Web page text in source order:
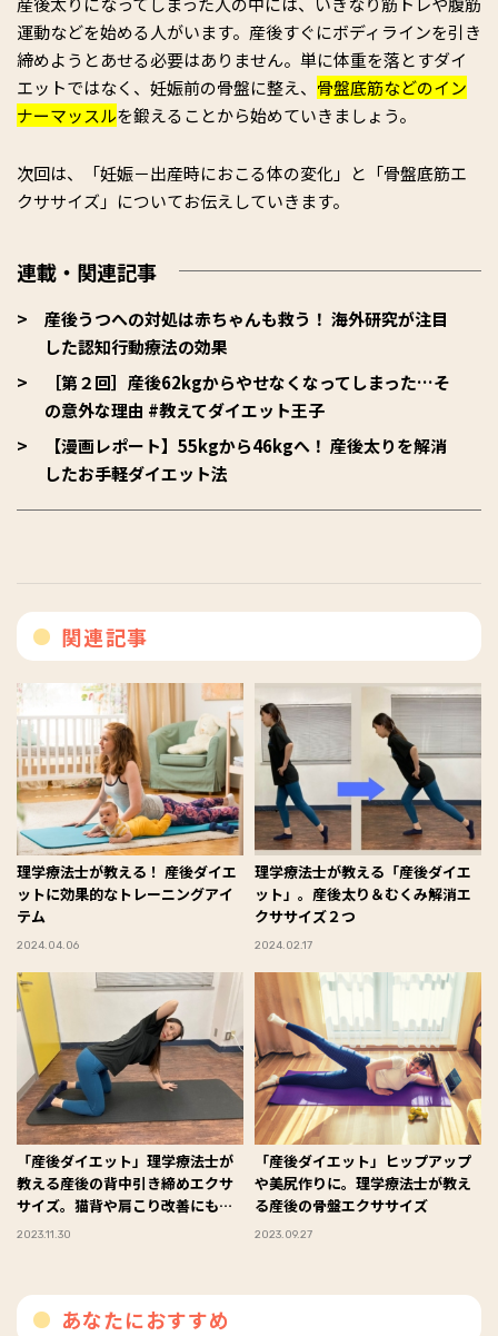
運動などを始める人がいます。産後すぐにボディラインを引き
締めようとあせる必要はありません。単に体重を落とすダイ
エットではなく、妊娠前の骨盤に整え、 骨盤底筋などのイン
ナーマッスルを鍛えることから始めていきましょう。
次回は、「妊娠－出産時におこる体の変化」と「骨盤底筋エ
クササイズ」についてお伝えしていきます。
連載・関連記事
産後うつへの対処は赤ちゃんも救う！ 海外研究が注目
した認知行動療法の効果
［第２回］産後62kgからやせなくなってしまった…そ
の意外な理由 #教えてダイエット王子
【漫画レポート】55kgから46kgへ！ 産後太りを解消
したお手軽ダイエット法
関連記事
理学療法士が教える！ 産後ダイエ
ットに効果的なトレーニングアイ
テム
2024.04.06
理学療法士が教える「産後ダイエ
ット」。産後太り＆むくみ解消エ
クササイズ２つ
2024.02.17
「産後ダイエット」理学療法士が
教える産後の背中引き締めエクサ
サイズ。猫背や肩こり改善にも効
果的
2023.11.30
「産後ダイエット」ヒップアップ
や美尻作りに。理学療法士が教え
る産後の骨盤エクササイズ
2023.09.27
あなたにおすすめ